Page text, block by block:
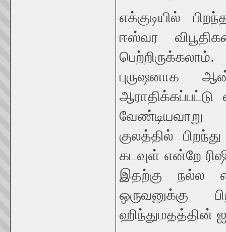
எக்குடியில்
ஈஸ்வர
புருஷனாக
குலத்தில்
கடவுள் என்றே
இதற்கு நல்ல
ஒருவனுக்கு
ஹிந்துமதத்தின்